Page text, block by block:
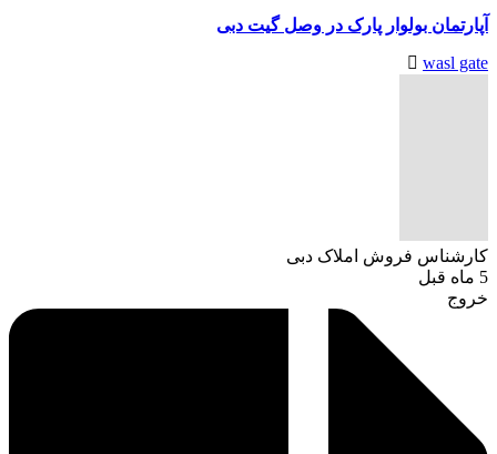
آپارتمان بولوار پارک در وصل گیت دبی
wasl gate
کارشناس فروش املاک دبی
5 ماه قبل
خروج